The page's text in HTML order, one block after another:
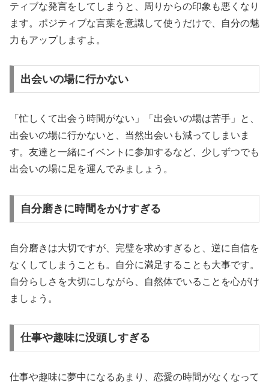
ティブな発言をしてしまうと、周りからの印象も悪くなり
ます。ポジティブな言葉を意識して使うだけで、自分の魅
力もアップしますよ。
出会いの場に行かない
「忙しくて出会う時間がない」「出会いの場は苦手」と、
出会いの場に行かないと、当然出会いも減ってしまいま
す。友達と一緒にイベントに参加するなど、少しずつでも
出会いの場に足を運んでみましょう。
自分磨きに時間をかけすぎる
自分磨きは大切ですが、完璧を求めすぎると、逆に自信を
なくしてしまうことも。自分に満足することも大事です。
自分らしさを大切にしながら、自然体でいることを心がけ
ましょう。
仕事や趣味に没頭しすぎる
仕事や趣味に夢中になるあまり、恋愛の時間がなくなって